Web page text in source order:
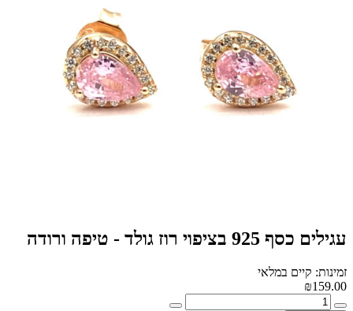
עגילים כסף 925 בציפוי רוז גולד - טיפה ורודה
זמינות: קיים במלאי
₪159.00